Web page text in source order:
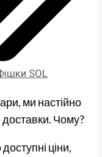
SOL
ми настійно
Чому?
ціни,